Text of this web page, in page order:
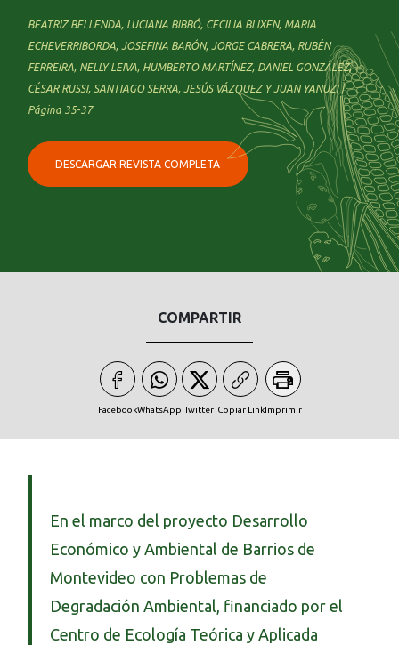
BEATRIZ BELLENDA, LUCIANA BIBBÓ, CECILIA BLIXEN, MARIA
ECHEVERRIBORDA, JOSEFINA BARÓN, JORGE CABRERA, RUBÉN
FERREIRA, NELLY LEIVA, HUMBERTO MARTÍNEZ, DANIEL GONZÁLEZ,
CÉSAR RUSSI, SANTIAGO SERRA, JESÚS VÁZQUEZ Y JUAN YANUZI |
Página 35-37
DESCARGAR REVISTA COMPLETA
COMPARTIR
FacebookWhatsApp Twitter Copiar LinkImprimir
En el marco del proyecto Desarrollo
Económico y Ambiental de Barrios de
Montevideo con Problemas de
Degradación Ambiental, financiado por el
Centro de Ecología Teórica y Aplicada